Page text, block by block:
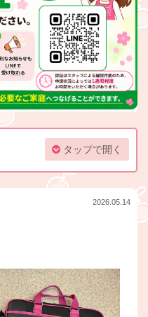
タップで開く
2026.05.14